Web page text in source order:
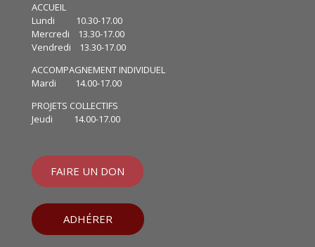
ACCUEIL
Lundi 10.30-17.00
Mercredi 13.30-17.00
Vendredi 13.30-17.00
ACCOMPAGNEMENT INDIVIDUEL
Mardi 14.00-17.00
PROJETS COLLECTIFS
Jeudi 14.00-17.00
FAIRE UN DON
ADHÉRER